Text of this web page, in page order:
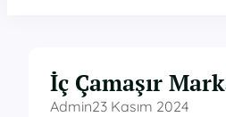
İç Çamaşır
Admin23 Kasım 2024